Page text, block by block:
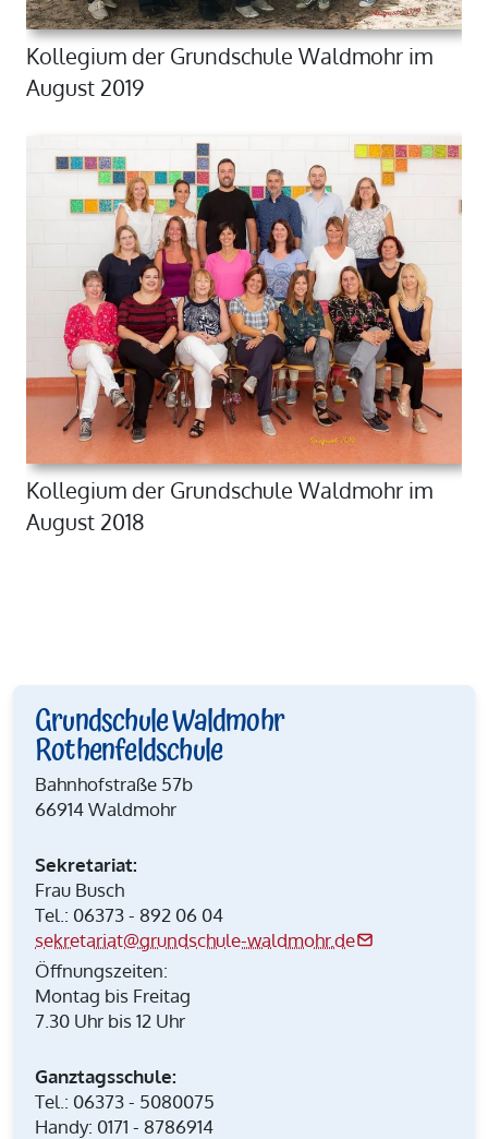
Kollegium der Grundschule Waldmohr im
August 2019
Kollegium der Grundschule Waldmohr im
August 2018
Grundschule Waldmohr
Rothenfeldschule
Bahnhofstraße 57b
66914 Waldmohr
Sekretariat:
Frau Busch
Tel.: 06373 - 892 06 04
sekretariat@grundschule-waldmohr.de
Öffnungszeiten:
Montag bis Freitag
7.30 Uhr bis 12 Uhr
Ganztagsschule:
Tel.: 06373 - 5080075
Handy: 0171 - 8786914